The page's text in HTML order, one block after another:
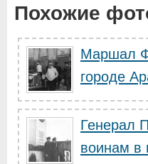
Похожие
Маршал
городе
Генерал
воинам в